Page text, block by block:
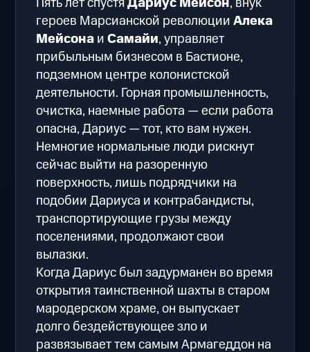
героев Марсианской революцииАлека
МейсонаиСамайи, управляет
прибыльным бизнесом в Бастионе,
подземном центре колонистской
деятельности. Горная промышленность,
очистка, наемные работа — если работа
опасна, Дариус — тот, кто вам нужен.
Немногие нормальные люди рискнут
сейчас выйти на разоренную
поверхность, лишь подрядчики на
подобии Дариуса и контрабандисты,
транспортирующие грузы между
поселениями, продолжают свои
вылазки.
Когда Дариус был задурманен во время
открытия таинственной шахты в старом
мародерском храме, он выпускает
долго бездействующее зло и
развязывает тем самым Армагеддон на